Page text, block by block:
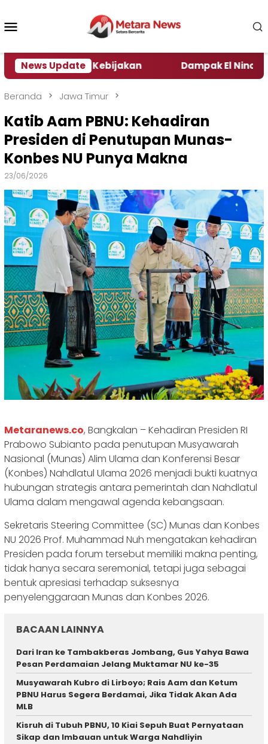
konten
News Update
Kebijakan Dampak El Nino, Sejumlah
Beranda Jawa Timur
Katib Aam PBNU: Kehadiran
Presiden di Penutupan Munas-
Konbes NU Punya Makna
23/06/2026
Metaranews.co, Bangkalan – Kehadiran Presiden RI
Prabowo Subianto pada penutupan Musyawarah
Nasional (Munas) Alim Ulama dan Konferensi Besar
(Konbes) Nahdlatul Ulama 2026 menjadi bukti kuatnya
hubungan strategis antara pemerintah dan Nahdlatul
Ulama dalam mengawal agenda kebangsaan.
Sekretaris Steering Committee (SC) Munas dan Konbes
NU 2026 Prof. Muhammad Nuh mengatakan kehadiran
Presiden pada forum tersebut memiliki makna penting,
tidak hanya secara seremonial, tetapi juga sebagai
bentuk apresiasi terhadap suksesnya
penyelenggaraan Munas dan Konbes 2026.
BACAAN LAINNYA
Dari Iran ke Tambakberas Jombang, Gus Yahya Bawa
Pesan Perdamaian Jelang Muktamar NU ke-35
Musyawarah Kubro di Lirboyo; Rais Aam dan Ketum
PBNU Harus Segera Berdamai, Jika Tidak Akan Ada
MLB
Kisruh di Tubuh PBNU, 10 Kiai Sepuh Buat Pernyataan
Sikap dan Imbauan untuk Warga Nahdliyin